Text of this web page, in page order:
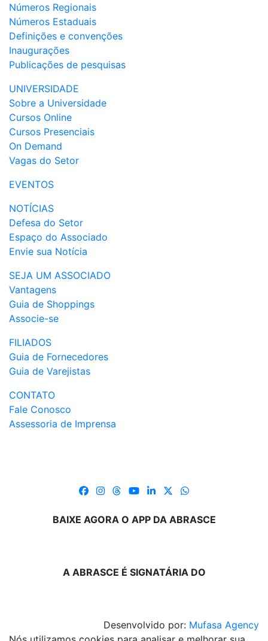
Números Regionais
Números Estaduais
Definições e convenções
Inaugurações
Publicações de pesquisas
UNIVERSIDADE
Sobre a Universidade
Cursos Online
Cursos Presenciais
On Demand
Vagas do Setor
EVENTOS
NOTÍCIAS
Defesa do Setor
Espaço do Associado
Envie sua Notícia
SEJA UM ASSOCIADO
Vantagens
Guia de Shoppings
Associe-se
FILIADOS
Guia de Fornecedores
Guia de Varejistas
CONTATO
Fale Conosco
Assessoria de Imprensa
BAIXE AGORA O APP DA ABRASCE
A ABRASCE É SIGNATÁRIA DO
Desenvolvido por: Mufasa Agency